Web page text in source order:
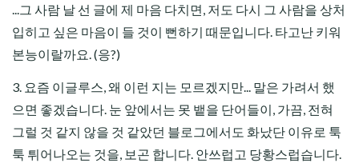
...그 사람 날 선 글에 제 마음 다치면, 저도 다시 그 사람을 상처
입히고 싶은 마음이 들 것이 뻔하기 때문입니다. 타고난 키워
본능이랄까요. (응?)
3. 요즘 이글루스, 왜 이런 지는 모르겠지만... 말은 가려서 했
으면 좋겠습니다. 눈 앞에서는 못 뱉을 단어들이, 가끔, 전혀
그럴 것 같지 않을 것 같았던 블로그에서도 화났단 이유로 툭
툭 튀어나오는 것을, 보곤 합니다. 안쓰럽고 당황스럽습니다.